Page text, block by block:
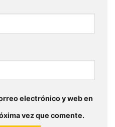
electrónico y web en
vez que comente.